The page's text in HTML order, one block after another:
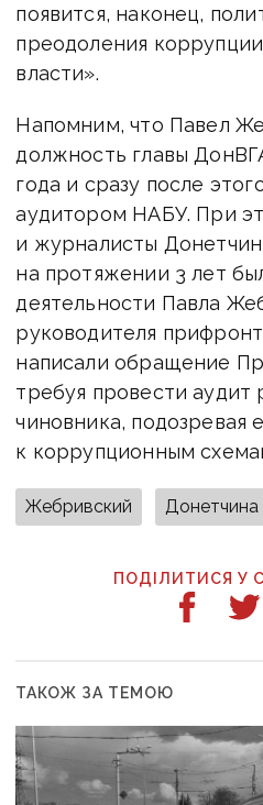
появится, наконец,
преодоления
власти».
Напомним, что Павел
должность главы
года и сразу после
аудитором НАБУ. При
и журналисты
на протяжении 3 лет
деятельности Павла
руководителя
написали обращение
требуя провести аудит
чиновника, подозревая
к коррупционным
Жебривский Донетчина
ПОДІЛИТИСЯ У
ТАКОЖ ЗА ТЕМОЮ